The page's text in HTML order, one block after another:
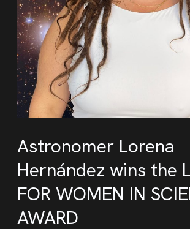
Astronomer Lorena
Hernández wins the
FOR WOMEN IN
AWARD